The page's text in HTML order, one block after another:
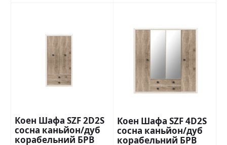
Коен Шафа SZF 2D2S
сосна каньйон/дуб
корабельний БРВ
Коен Шафа SZF 4D2S
сосна каньйон/дуб
корабельний БРВ